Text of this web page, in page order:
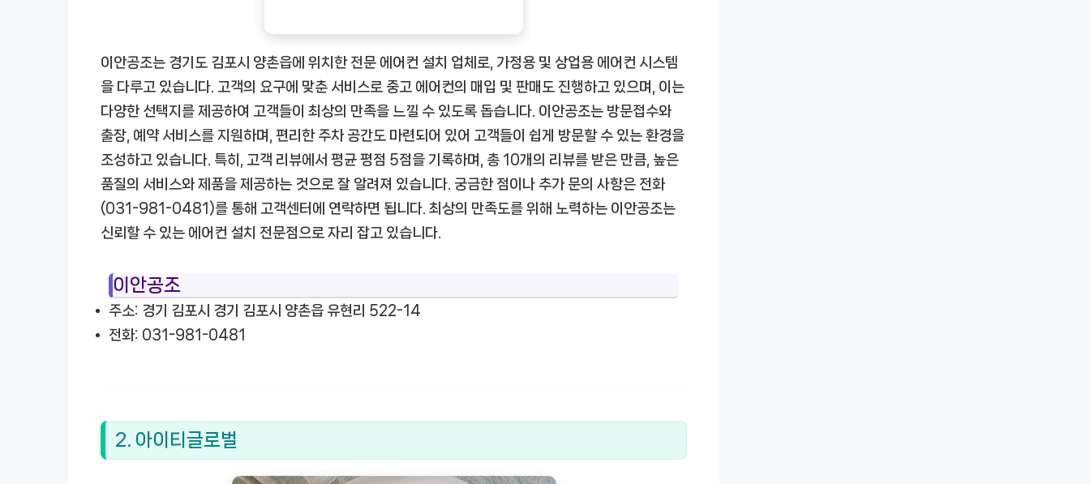
이안공조는 경기도 김포시 양촌읍에 위치한 전문 에어컨 설치 업체로, 가정용 및 상업용 에어컨 시스템
을 다루고 있습니다. 고객의 요구에 맞춘 서비스로 중고 에어컨의 매입 및 판매도 진행하고 있으며, 이는
다양한 선택지를 제공하여 고객들이 최상의 만족을 느낄 수 있도록 돕습니다. 이안공조는 방문접수와
출장, 예약 서비스를 지원하며, 편리한 주차 공간도 마련되어 있어 고객들이 쉽게 방문할 수 있는 환경을
조성하고 있습니다. 특히, 고객 리뷰에서 평균 평점 5점을 기록하며, 총 10개의 리뷰를 받은 만큼, 높은
품질의 서비스와 제품을 제공하는 것으로 잘 알려져 있습니다. 궁금한 점이나 추가 문의 사항은 전화
(031-981-0481)를 통해 고객센터에 연락하면 됩니다. 최상의 만족도를 위해 노력하는 이안공조는
신뢰할 수 있는 에어컨 설치 전문점으로 자리 잡고 있습니다.
이안공조
주소: 경기 김포시 경기 김포시 양촌읍 유현리 522-14
전화: 031-981-0481
2. 아이티글로벌